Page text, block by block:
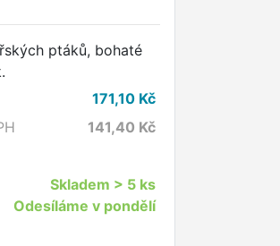
ptáků, bohaté
171,10Kč
141,40 Kč
Skladem > 5 ks
Odesíláme v pondělí